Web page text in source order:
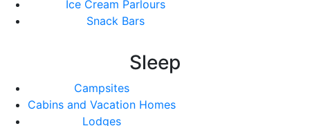
Ice Cream Parlours
Snack Bars
Sleep
Campsites
Cabins and Vacation Homes
Lodges